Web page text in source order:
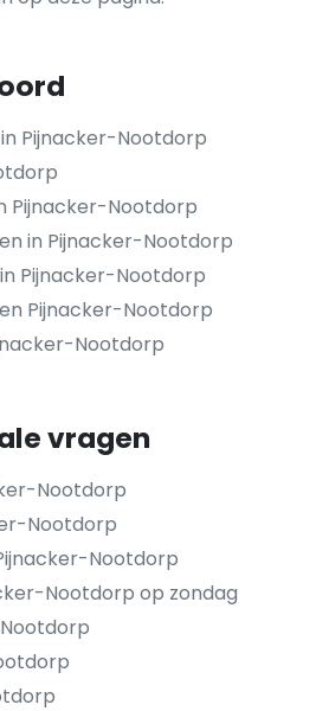
Pijnacker-Nootdorp
Pijnacker-Nootdorp
in Pijnacker-Nootdorp
Pijnacker-Nootdorp
Pijnacker-Nootdorp
Nootdorp
vragen
Nootdorp
Nootdorp
Nootdorp
Nootdorp op zondag